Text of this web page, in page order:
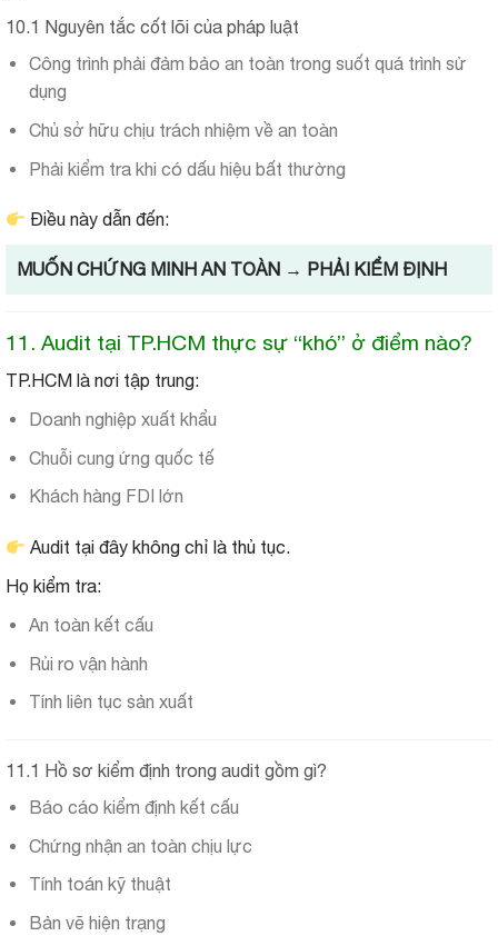
10.1 Nguyên tắc cốt lõi của pháp luật
Công trình phải đảm bảo an toàn trong suốt quá trình sử
dụng
Chủ sở hữu chịu trách nhiệm về an toàn
Phải kiểm tra khi có dấu hiệu bất thường
Điều này dẫn đến:
MUỐN CHỨNG MINH AN TOÀN → PHẢI KIỂM ĐỊNH
11. Audit tại TP.HCM thực sự “khó” ở điểm nào?
TP.HCM là nơi tập trung:
Doanh nghiệp xuất khẩu
Chuỗi cung ứng quốc tế
Khách hàng FDI lớn
Audit tại đây không chỉ là thủ tục.
Họ kiểm tra:
An toàn kết cấu
Rủi ro vận hành
Tính liên tục sản xuất
11.1 Hồ sơ kiểm định trong audit gồm gì?
Báo cáo kiểm định kết cấu
Chứng nhận an toàn chịu lực
Tính toán kỹ thuật
Bản vẽ hiện trạng